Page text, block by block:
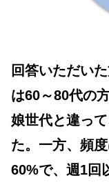
回答いただい
は60～80代の
娘世代と違っ
た。一方、頻
60%で、週1回